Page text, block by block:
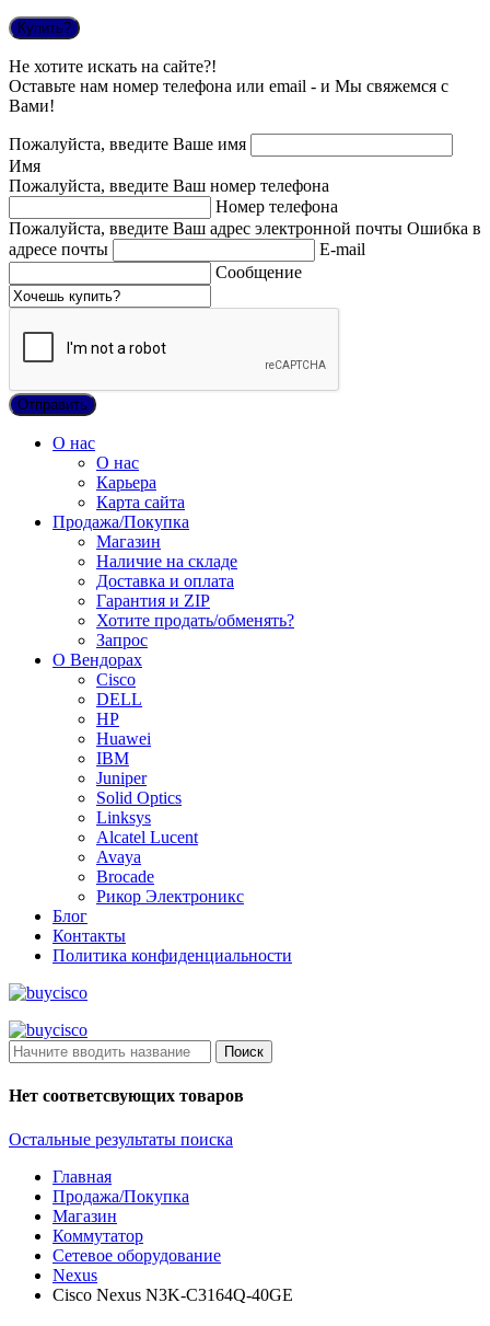
Купить?
Не хотите искать на сайте?!
Оставьте нам номер телефона или email - и Мы свяжемся с
Вами!
Пожалуйста, введите Ваше имя
Имя
Пожалуйста, введите Ваш номер телефона
Номер телефона
Пожалуйста, введите Ваш адрес электронной почты Ошибка в
адресе почты
E-mail
Сообщение
О нас
О нас
Карьера
Карта сайта
Продажа/Покупка
Магазин
Наличие на складе
Доставка и оплата
Гарантия и ZIP
Хотите продать/обменять?
Запрос
О Вендорах
Cisco
DELL
HP
Huawei
IBM
Juniper
Solid Optics
Linksys
Alcatel Lucent
Avaya
Brocade
Рикор Электроникс
Блог
Контакты
Политика конфиденциальности
Поиск
Нет соответсвующих товаров
Остальные результаты поиска
Главная
Продажа/Покупка
Магазин
Коммутатор
Сетевое оборудование
Nexus
Cisco Nexus N3K-C3164Q-40GE